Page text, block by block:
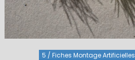
5 / Fiches Montage Artificielles